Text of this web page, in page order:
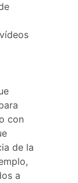
con
de la
a